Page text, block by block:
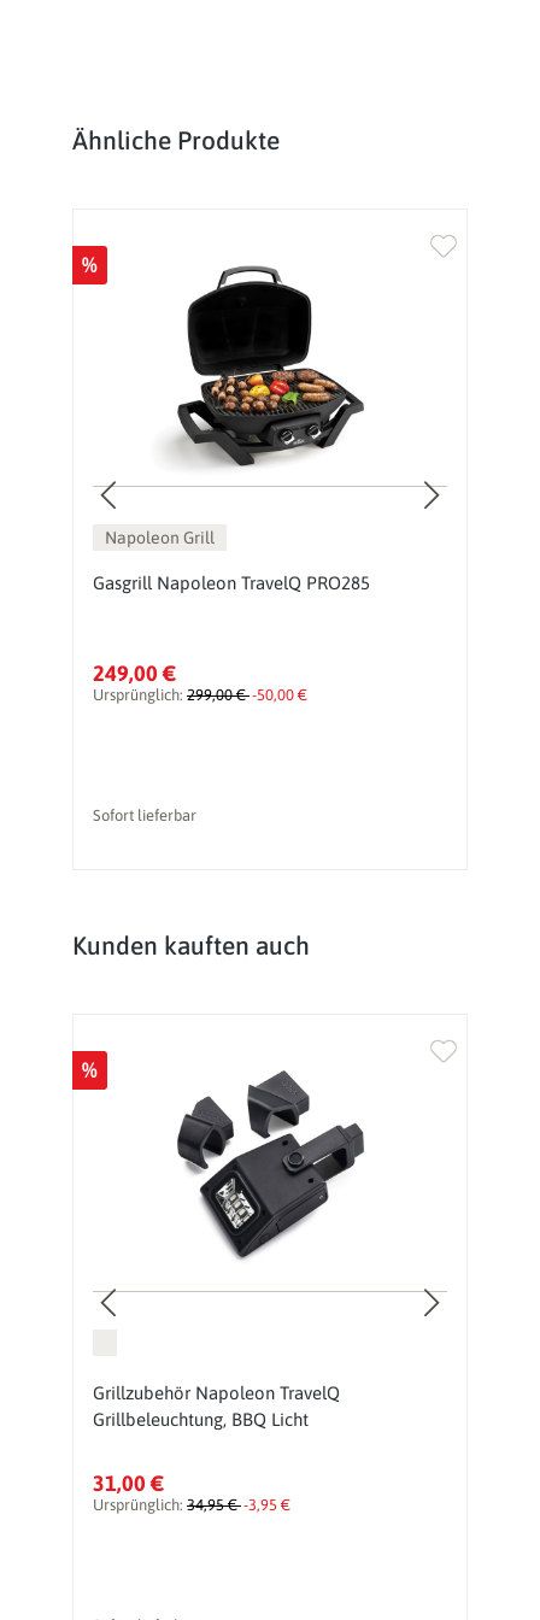
Produktgalerie überspringen
Ähnliche Produkte
%
Napoleon Grill
Gasgrill Napoleon TravelQ PRO285
249,00 €
Ursprünglich: 299,00 €-50,00 €
Sofort lieferbar
Produktgalerie überspringen
Kunden kauften auch
%
Grillzubehör Napoleon TravelQ
Grillbeleuchtung, BBQ Licht
31,00 €
Ursprünglich: 34,95 €-3,95 €